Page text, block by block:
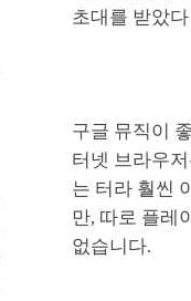
초대를 받았
구글 뮤직이
터넷 브라우
는 터라 훨씬
만, 따로 플레
없습니다.